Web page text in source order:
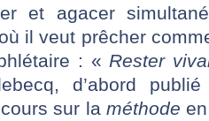
et agacer
il veut prêcher
: « Rester
d’abord
sur la méthode